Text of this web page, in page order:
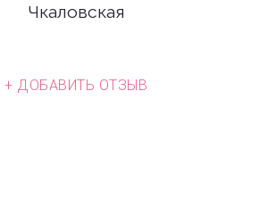
Чкаловская
+ ДОБАВИТЬ ОТЗЫВ